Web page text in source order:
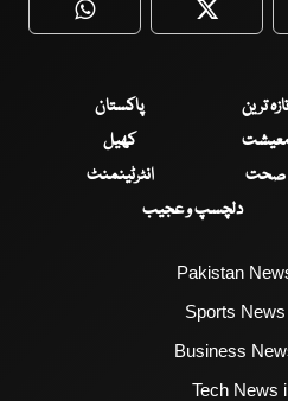
WhatsApp Twitter
تازہ ترین
پاکستان
کھیل
صحت
انٹرٹینمنٹ
دلچسپ و عجیب
Pakistan
Sports
Business
Tech News